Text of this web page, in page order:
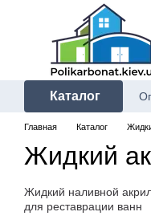
Перейти к основному
Каталог
Главная Каталог
Жидкий
Жидкий наливной
для реставрации ванн